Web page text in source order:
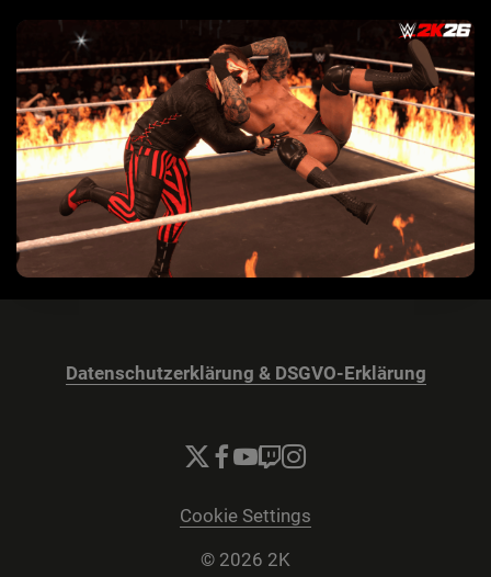
Datenschutzerklärung & DSGVO-Erklärung
Cookie Settings
© 2026 2K